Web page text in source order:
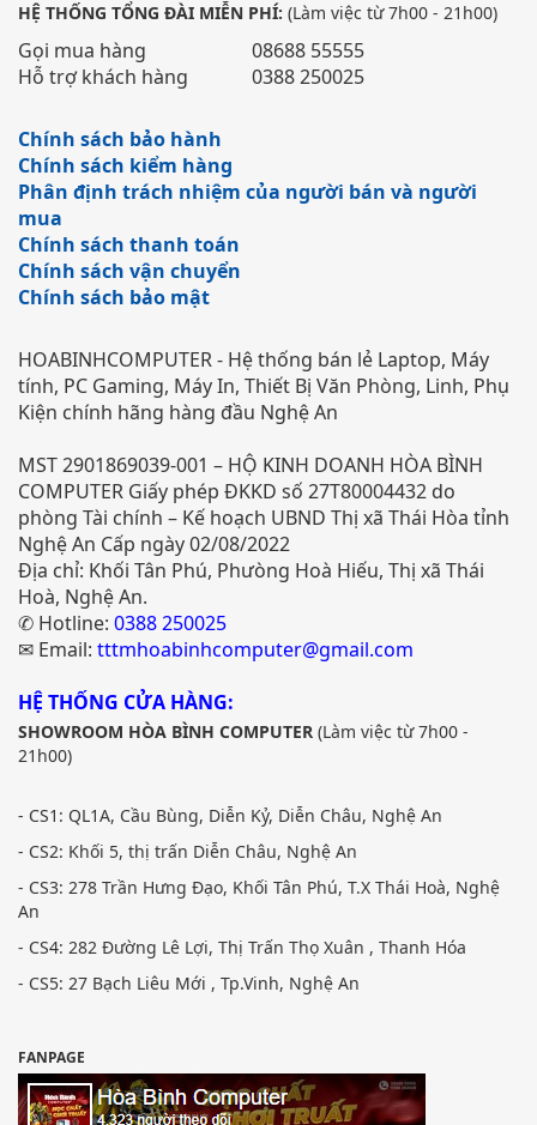
HỆ THỐNG TỔNG ĐÀI MIỄN PHÍ: (Làm việc từ 7h00 - 21h00)
Gọi mua hàng
08688 55555
Hỗ trợ khách hàng
0388 250025
Chính sách bảo hành
Chính sách kiểm hàng
Phân định trách nhiệm của người bán và người
mua
Chính sách thanh toán
Chính sách vận chuyển
Chính sách bảo mật
HOABINHCOMPUTER - Hệ thống bán lẻ Laptop, Máy
tính, PC Gaming, Máy In, Thiết Bị Văn Phòng, Linh, Phụ
Kiện chính hãng hàng đầu Nghệ An
MST 2901869039-001 – HỘ KINH DOANH HÒA BÌNH
COMPUTER Giấy phép ĐKKD số 27T80004432 do
phòng Tài chính – Kế hoạch UBND Thị xã Thái Hòa tỉnh
Nghệ An Cấp ngày 02/08/2022
Địa chỉ: Khối Tân Phú, Phưòng Hoà Hiếu, Thị xã Thái
Hoà, Nghệ An.
✆ Hotline: 0388 250025
✉ Email: tttmhoabinhcomputer@gmail.com
HỆ THỐNG CỬA HÀNG:
SHOWROOM HÒA BÌNH COMPUTER (Làm việc từ 7h00 -
21h00)
- CS1: QL1A, Cầu Bùng, Diễn Kỷ, Diễn Châu, Nghệ An
- CS2: Khối 5, thị trấn Diễn Châu, Nghệ An
- CS3: 278 Trần Hưng Đạo, Khối Tân Phú, T.X Thái Hoà, Nghệ
An
- CS4: 282 Đường Lê Lợi, Thị Trấn Thọ Xuân , Thanh Hóa
- CS5: 27 Bạch Liêu Mới , Tp.Vinh, Nghệ An
FANPAGE